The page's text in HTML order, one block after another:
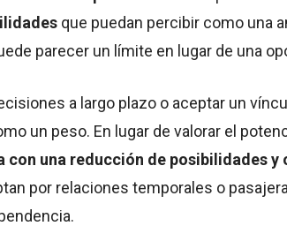
que puedan percibir como una
parecer un límite en lugar de una
a largo plazo o aceptar un
un peso. En lugar de valorar el
con una reducción de posibilidades y
por relaciones temporales o